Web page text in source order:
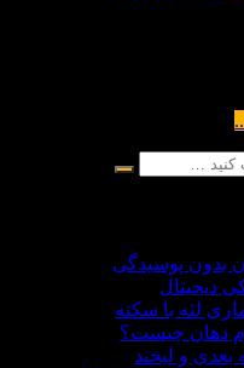
بدون پوسیدگی
دیجیتال
لثه با سکته
دهان چیست؟
بعدی و لبخند